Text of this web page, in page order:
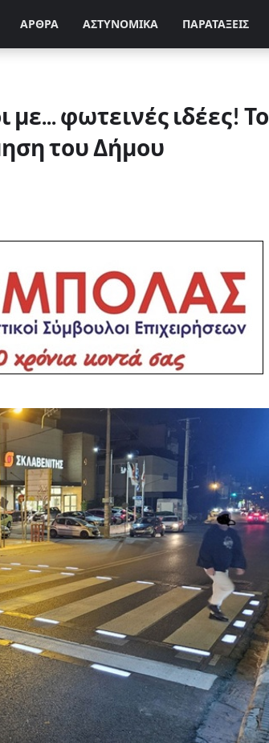
ΑΡΘΡΑ ΑΣΤΥΝΟΜΙΚΑ ΠΑΡΑΤΑΞΕΙΣ
φωτεινές ιδέες! Το
του Δήμου